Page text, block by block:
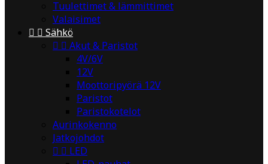
Tuulettimet & lämmittimet
Valaisimet
  Sähkö
  Akut & Paristot
4V/6V
12V
Moottoripyörä 12V
Paristot
Paristokotelot
Aurinkokenno
Jatkojohdot
  LED